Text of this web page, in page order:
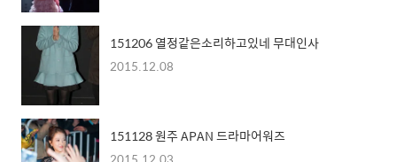
151206 열정같은소리하고있네 무대인사
2015.12.08
151128 원주 APAN 드라마어워즈